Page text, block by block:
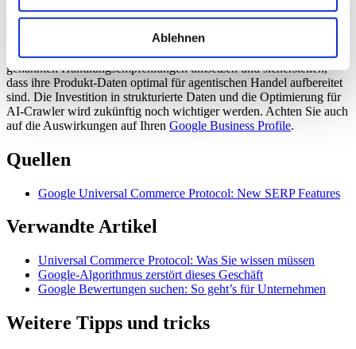
Ablehnen
weitere Partner ausweiten wird. Website-Betreiber sollten sich
proaktiv auf diese Entwicklung vorbereiten, indem sie die oben
genannten Handlungsempfehlungen umsetzen und sicherstellen,
dass ihre Produkt-Daten optimal für agentischen Handel aufbereitet
sind. Die Investition in strukturierte Daten und die Optimierung für
AI-Crawler wird zukünftig noch wichtiger werden. Achten Sie auch
auf die Auswirkungen auf Ihren Google Business Profile.
Quellen
Google Universal Commerce Protocol: New SERP Features
Verwandte Artikel
Universal Commerce Protocol: Was Sie wissen müssen
Google-Algorithmus zerstört dieses Geschäft
Google Bewertungen suchen: So geht’s für Unternehmen
Weitere Tipps und tricks